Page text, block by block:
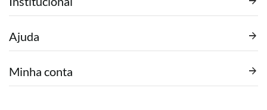
Ajuda
Minha conta